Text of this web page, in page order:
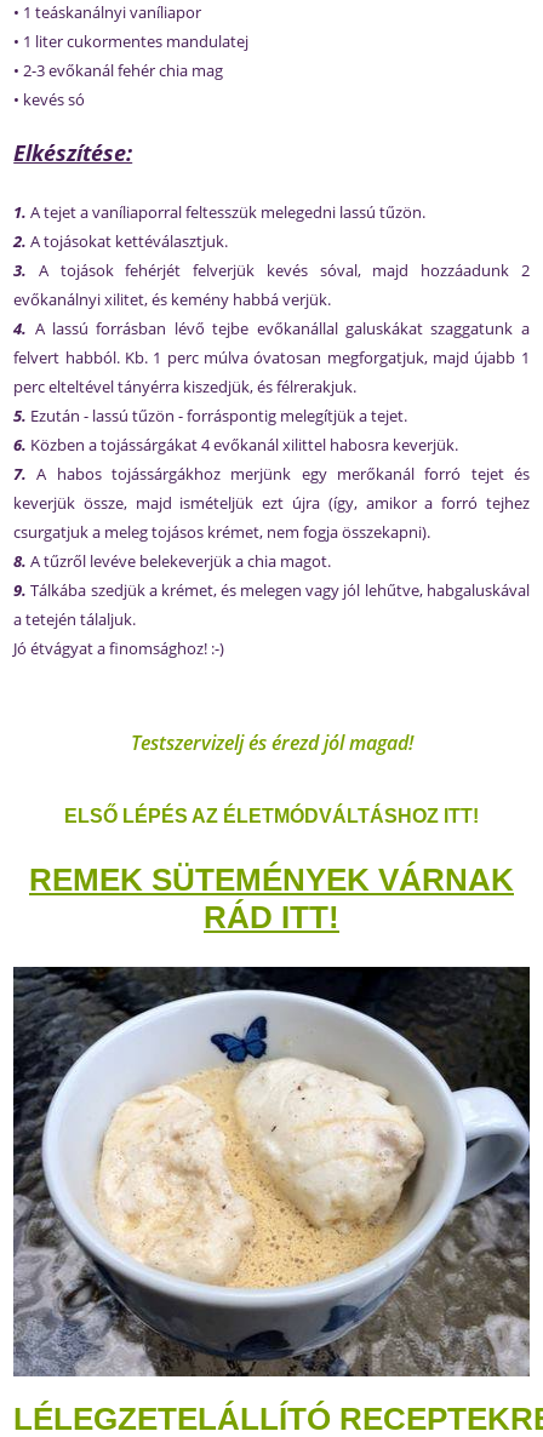
• 1 teáskanálnyi vaníliapor
• 1 liter cukormentes mandulatej
• 2-3 evőkanál fehér chia mag
• kevés só
Elkészítése:
1.A tejet a vaníliaporral feltesszük melegedni lassú tűzön.
2. A tojásokat kettéválasztjuk.
3. A tojások fehérjét felverjük kevés sóval, majd hozzáadunk 2
evőkanálnyi xilitet, és kemény habbá verjük.
4. A lassú forrásban lévő tejbe evőkanállal galuskákat szaggatunk a
felvert habból. Kb. 1 perc múlva óvatosan megforgatjuk, majd újabb 1
perc elteltével tányérra kiszedjük, és félrerakjuk.
5. Ezután - lassú tűzön - forráspontig melegítjük a tejet.
6. Közben a tojássárgákat 4 evőkanál xilittel habosra keverjük.
7. A habos tojássárgákhoz merjünk egy merőkanál forró tejet és
keverjük össze, majd ismételjük ezt újra (így, amikor a forró tejhez
csurgatjuk a meleg tojásos krémet, nem fogja összekapni).
8. A tűzről levéve belekeverjük a chia magot.
9. Tálkába szedjük a krémet, és melegen vagy jól lehűtve, habgaluskával
a tetején tálaljuk.
Jó étvágyat a finomsághoz! :-)
Testszervizelj és érezd jól magad!
ELSŐ LÉPÉS AZ ÉLETMÓDVÁLTÁSHOZ ITT!
REMEK SÜTEMÉNYEK VÁRNAK
RÁD ITT!
LÉLEGZETELÁLLÍTÓ